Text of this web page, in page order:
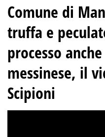
Comune di
truffa e
processo
messinese, il
Scipioni